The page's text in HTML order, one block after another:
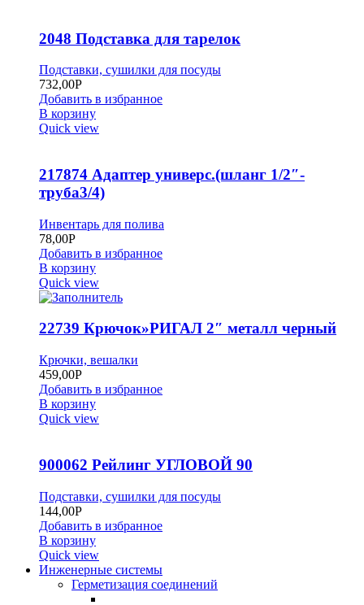
2048 Подставка для тарелок
Подставки, сушилки для посуды
732,00Р
Добавить в избранное
В корзину
Quick view
217874 Адаптер универс.(шланг 1/2″-
труба3/4)
Инвентарь для полива
78,00Р
Добавить в избранное
В корзину
Quick view
22739 Крючок»РИГАЛ 2″ металл черный
Крючки, вешалки
459,00Р
Добавить в избранное
В корзину
Quick view
900062 Рейлинг УГЛОВОЙ 90
Подставки, сушилки для посуды
144,00Р
Добавить в избранное
В корзину
Quick view
Инженерные системы
Герметизация соединений